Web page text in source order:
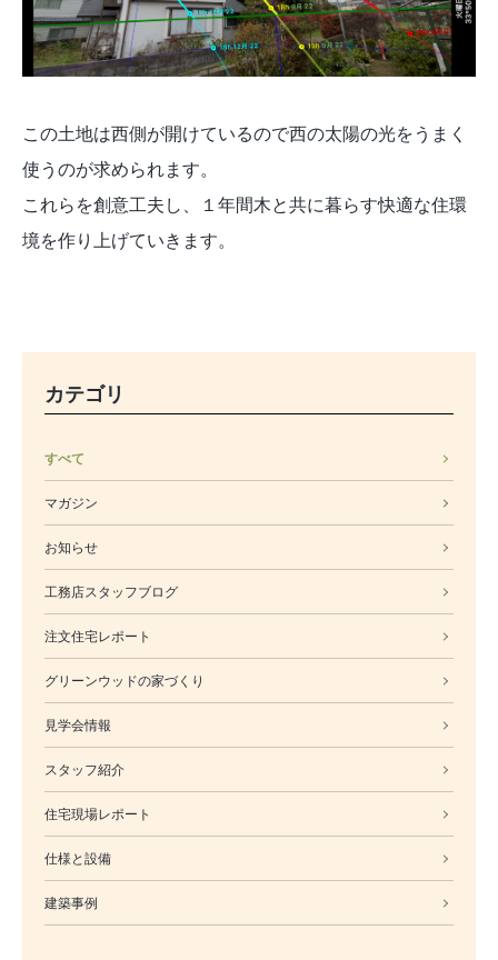
この土地は西側が開けているので西の太陽の光をうまく
使うのが求められます。
これらを創意工夫し、１年間木と共に暮らす快適な住環
境を作り上げていきます。
カテゴリ
すべて
マガジン
お知らせ
工務店スタッフブログ
注文住宅レポート
グリーンウッドの家づくり
見学会情報
スタッフ紹介
住宅現場レポート
仕様と設備
建築事例